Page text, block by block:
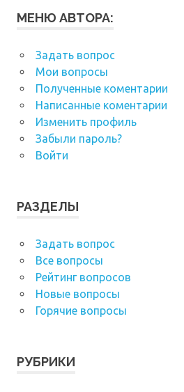
МЕНЮ АВТОРА:
Задать вопрос
Мои вопросы
Полученные коментарии
Написанные коментарии
Изменить профиль
Забыли пароль?
Войти
РАЗДЕЛЫ
Задать вопрос
Все вопросы
Рейтинг вопросов
Новые вопросы
Горячие вопросы
РУБРИКИ